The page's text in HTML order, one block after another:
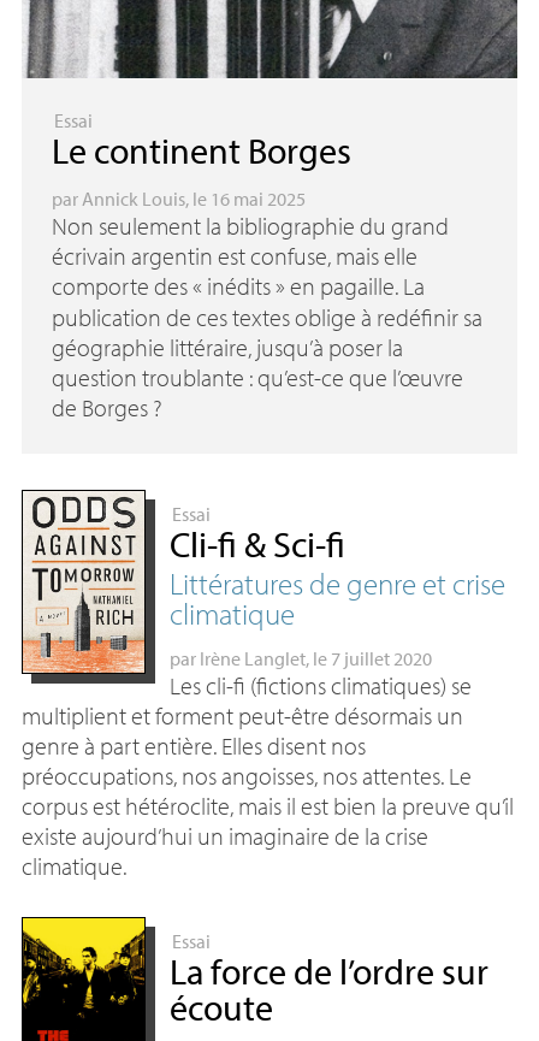
Essai
Le continent Borges
par Annick Louis, le 16 mai 2025
Non seulement la bibliographie du grand
écrivain argentin est confuse, mais elle
comporte des « inédits» en pagaille. La
publication de ces textes oblige à redéfinir sa
géographie littéraire, jusqu’à poser la
question troublante : qu’est-ce que l’œuvre
de Borges ?
Essai
Cli-fi & Sci-fi
Littératures de genre et crise
climatique
par Irène Langlet, le 7 juillet 2020
Les cli-fi (fictions climatiques) se
multiplient et forment peut-être désormais un
genre à part entière. Elles disent nos
préoccupations, nos angoisses, nos attentes. Le
corpus est hétéroclite, mais il est bien la preuve qu’il
existe aujourd’hui un imaginaire de la crise
climatique.
Essai
La force de l’ordre sur
écoute